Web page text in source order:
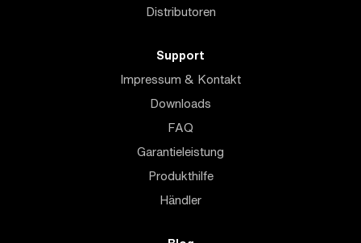
Distributoren
Support
Impressum & Kontakt
Downloads
FAQ
Garantieleistung
Produkthilfe
Händler